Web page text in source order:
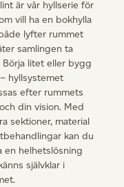
är vår hyllserie för
vill ha en bokhylla
lyfter rummet
samlingen ta
Börja litet eller bygg
hyllsystemet
efter rummets
din vision. Med
sektioner, material
kan du
en helhetslösning
självklar i